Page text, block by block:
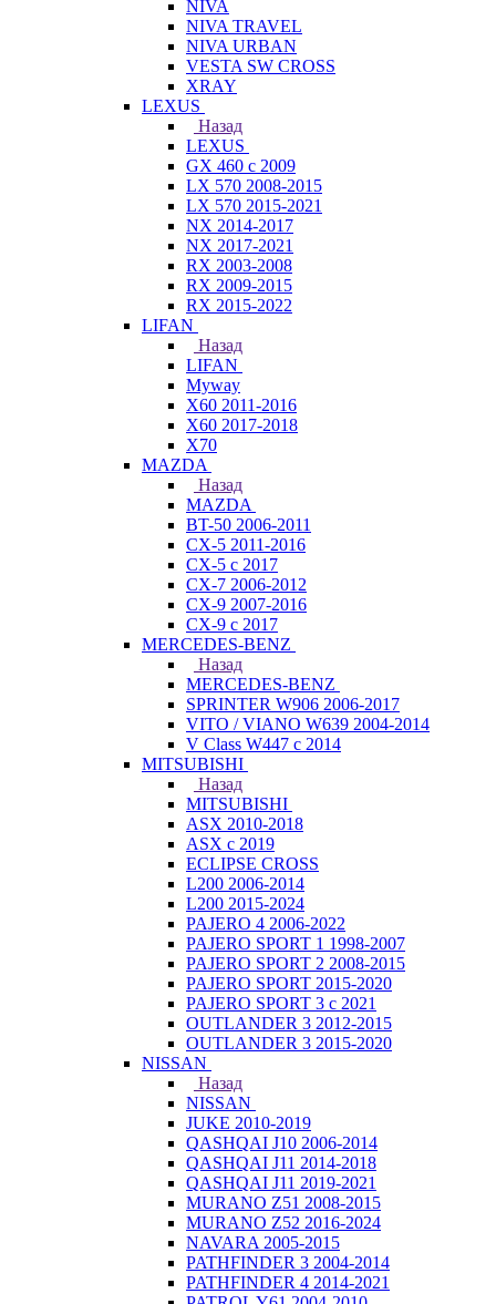
NIVA
NIVA TRAVEL
NIVA URBAN
VESTA SW CROSS
XRAY
LEXUS
Назад
LEXUS
GX 460 с 2009
LX 570 2008-2015
LX 570 2015-2021
NX 2014-2017
NX 2017-2021
RX 2003-2008
RX 2009-2015
RX 2015-2022
LIFAN
Назад
LIFAN
Myway
X60 2011-2016
X60 2017-2018
X70
MAZDA
Назад
MAZDA
BT-50 2006-2011
CX-5 2011-2016
CX-5 с 2017
CX-7 2006-2012
CX-9 2007-2016
CX-9 с 2017
MERCEDES-BENZ
Назад
MERCEDES-BENZ
SPRINTER W906 2006-2017
VITO / VIANO W639 2004-2014
V Class W447 с 2014
MITSUBISHI
Назад
MITSUBISHI
ASX 2010-2018
ASX с 2019
ECLIPSE CROSS
L200 2006-2014
L200 2015-2024
PAJERO 4 2006-2022
PAJERO SPORT 1 1998-2007
PAJERO SPORT 2 2008-2015
PAJERO SPORT 2015-2020
PAJERO SPORT 3 с 2021
OUTLANDER 3 2012-2015
OUTLANDER 3 2015-2020
NISSAN
Назад
NISSAN
JUKE 2010-2019
QASHQAI J10 2006-2014
QASHQAI J11 2014-2018
QASHQAI J11 2019-2021
MURANO Z51 2008-2015
MURANO Z52 2016-2024
NAVARA 2005-2015
PATHFINDER 3 2004-2014
PATHFINDER 4 2014-2021